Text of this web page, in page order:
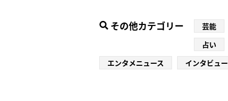
その他カテゴリー 芸能
占い
エンタメニュース
インタビュー